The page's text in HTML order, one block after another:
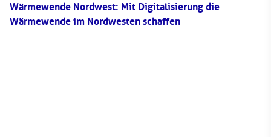
Wärmewende Nordwest: Mit Digitalisierung die
Wärmewende im Nordwesten schaffen